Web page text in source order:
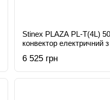
Stinex PLAZA PL-T(4L)
конвектор електричний
6 525 грн